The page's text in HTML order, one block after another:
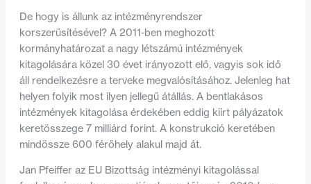
De hogy is állunk az intézményrendszer
korszerűsítésével? A 2011-ben meghozott
kormányhatározat a nagy létszámú intézmények
kitagolására közel 30 évet irányozott elő, vagyis sok idő
áll rendelkezésre a terveke megvalósításához. Jelenleg hat
helyen folyik most ilyen jellegű átállás. A bentlakásos
intézmények kitagolása érdekében eddig kiírt pályázatok
keretösszege 7 milliárd forint. A konstrukció keretében
mindössze 600 férőhely alakul majd át.
Jan Pfeiffer az EU Bizottság intézményi kitagolással